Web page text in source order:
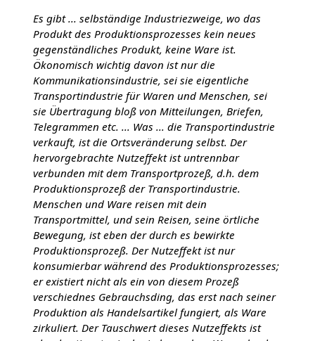
Es gibt ... selbständige Industriezweige, wo das
Produkt des Produktionsprozesses kein neues
gegenständliches Produkt, keine Ware ist.
Ökonomisch wichtig davon ist nur die
Kommunikationsindustrie, sei sie eigentliche
Transportindustrie für Waren und Menschen, sei
sie Übertragung bloß von Mitteilungen, Briefen,
Telegrammen etc. ... Was ... die Transportindustrie
verkauft, ist die Ortsveränderung selbst. Der
hervorgebrachte Nutzeffekt ist untrennbar
verbunden mit dem Transportprozeß, d.h. dem
Produktionsprozeß der Transportindustrie.
Menschen und Ware reisen mit dein
Transportmittel, und sein Reisen, seine örtliche
Bewegung, ist eben der durch es bewirkte
Produktionsprozeß. Der Nutzeffekt ist nur
konsumierbar während des Produktionsprozesses;
er existiert nicht als ein von diesem Prozeß
verschiednes Gebrauchsding, das erst nach seiner
Produktion als Handelsartikel fungiert, als Ware
zirkuliert. Der Tauschwert dieses Nutzeffekts ist